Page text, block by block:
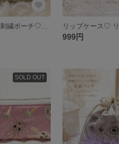
999円
SOLD OUT